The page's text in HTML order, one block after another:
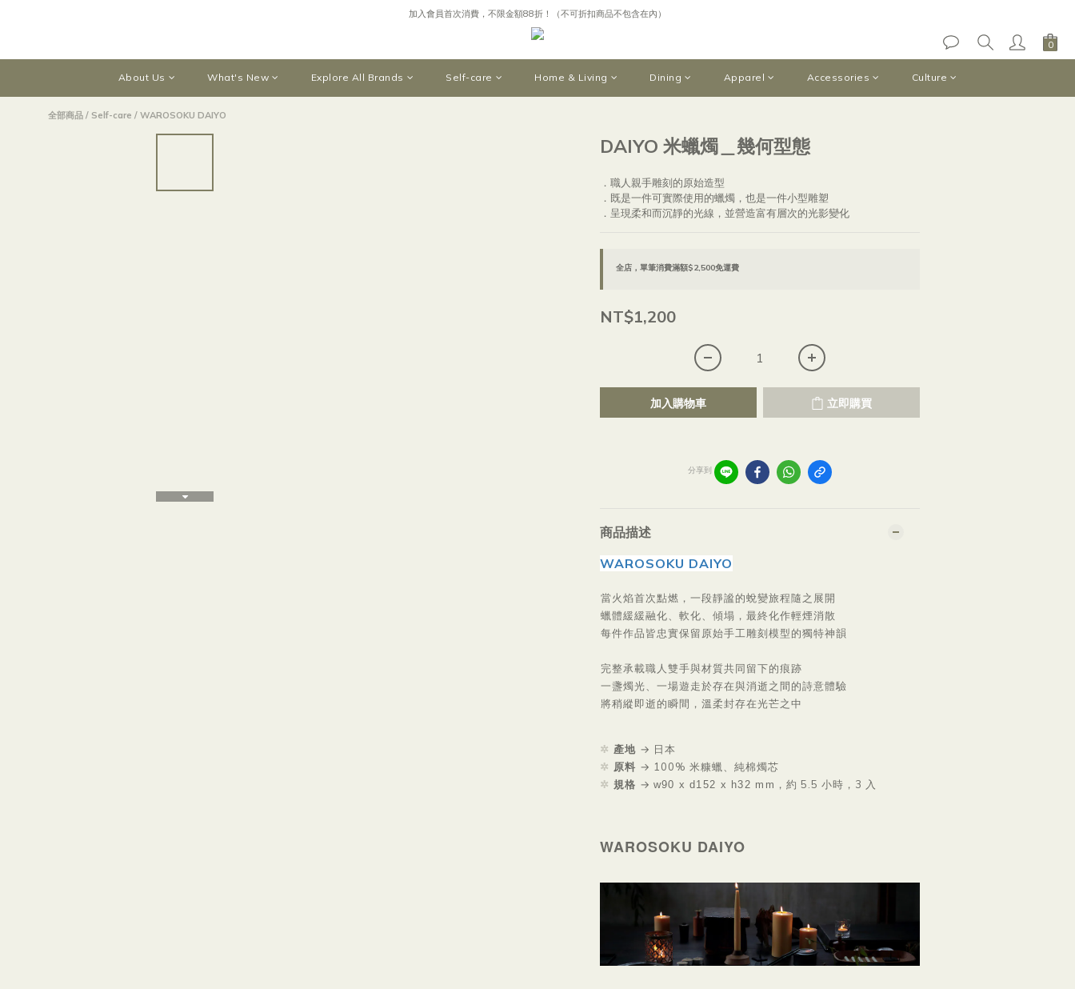
購買指定設計香水，即贈限量日本岡山手作毛衣木偶吊飾
加入會員首次消費，不限金額88折！（不可折扣商品不包含在內）
購買指定設計香水，即贈限量日本岡山手作毛衣木偶吊飾
About Us What's New Explore All Brands Self-care Home & Living Dining Apparel Accessories Culture
全部商品 / Self-care / WAROSOKU DAIYO
DAIYO 米蠟燭＿幾何型態
．職人親手雕刻的原始造型
．既是一件可實際使用的蠟燭，也是一件小型雕塑
．呈現柔和而沉靜的光線，並營造富有層次的光影變化
全店，單筆消費滿額$2,500免運費
NT$1,200
加入購物車 立即購買
分享到
商品描述
WAROSOKU DAIYO
當火焰首次點燃，一段靜謐的蛻變旅程隨之展開
蠟體緩緩融化、軟化、傾塌，最終化作輕煙消散
每件作品皆忠實保留原始手工雕刻模型的獨特神韻
完整承載職人雙手與材質共同留下的痕跡
一盞燭光、一場遊走於存在與消逝之間的詩意體驗
將稍縱即逝的瞬間，溫柔封存在光芒之中
✲ 產地 → 日本
✲ 原料 → 100% 米糠蠟、純棉燭芯
✲ 規格 → w90 x d152 x h32 mm ，約 5.5 小時，3 入
WAROSOKU DAIYO
立即購買